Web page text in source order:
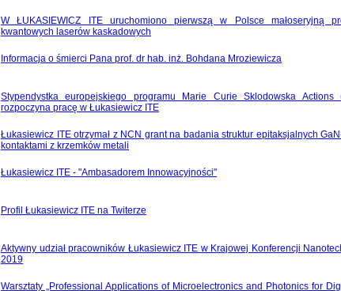
W ŁUKASIEWICZ ITE uruchomiono pierwszą w Polsce małoseryjną
kwantowych laserów kaskadowych
Informacja o śmierci Pana prof. dr hab. inż. Bohdana Mroziewicza
Stypendystka europejskiego programu Marie Curie Sklodowska Actions
rozpoczyna pracę w Łukasiewicz ITE
Łukasiewicz ITE otrzymał z NCN grant na badania struktur epitaksjalnych
kontaktami z krzemków metali
Łukasiewicz ITE - "Ambasadorem Innowacyjności"
Profil Łukasiewicz ITE na Twiterze
Aktywny udział pracowników Łukasiewicz ITE w Krajowej Konferencji
2019
Warsztaty „Professional Applications of Microelectronics and Photonics for